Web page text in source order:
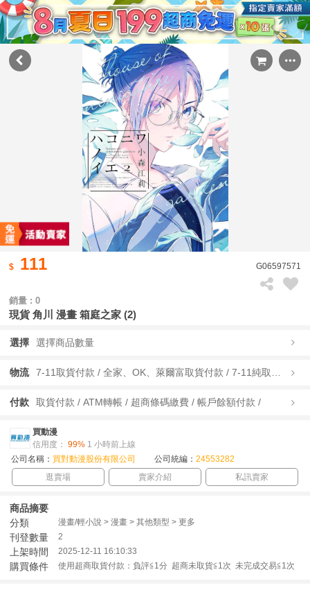
111 G06597571
銷量 : 0
現貨 角川 漫畫 箱庭之家 (2)
選擇 選擇商品數量
物流
付款 取貨付款 / ATM轉帳 / 超商條碼繳費 / 帳戶餘額付款 /
買動漫
信用度： 99% 1 小時前上線
公司名稱： 買對動漫股份有限公司 公司統編： 24553282
逛賣場
賣家介紹 私訊賣家
商品摘要
分類
漫畫/輕小說 > 漫畫 > 其他類型 > 更多
刊登數量 2
上架時間 2025-12-11 16:10:33
購買條件 使用超商取貨付款：負評≦1分 超商未取貨≦1次 未完成交易≦1次